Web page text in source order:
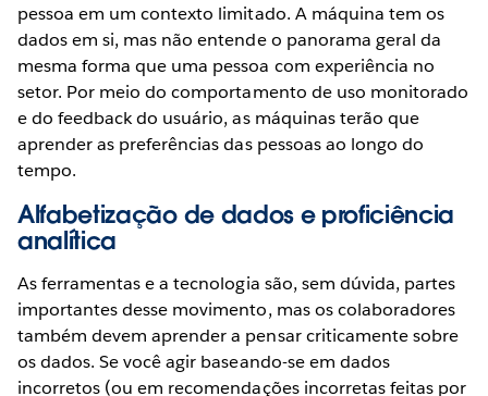
pessoa em um contexto limitado. A máquina tem os
dados em si, mas não entende o panorama geral da
mesma forma que uma pessoa com experiência no
setor. Por meio do comportamento de uso monitorado
e do feedback do usuário, as máquinas terão que
aprender as preferências das pessoas ao longo do
tempo.
Alfabetização de dados e proficiência
analítica
As ferramentas e a tecnologia são, sem dúvida, partes
importantes desse movimento, mas os colaboradores
também devem aprender a pensar criticamente sobre
os dados. Se você agir baseando-se em dados
incorretos (ou em recomendações incorretas feitas por